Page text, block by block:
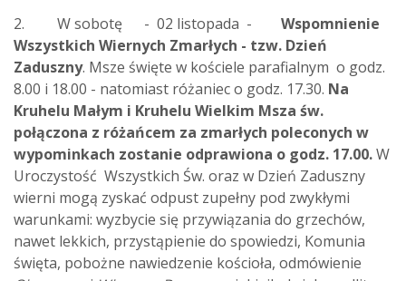
2.
W sobotę - 02 listopada - Wspomnienie
Wszystkich Wiernych Zmarłych - tzw. Dzień
Zaduszny. Msze święte w kościele parafialnym o godz.
8.00 i 18.00 - natomiast różaniec o godz. 17.30. Na
Kruhelu Małym i Kruhelu Wielkim Msza św.
połączona z różańcem za zmarłych poleconych w
wypominkach zostanie odprawiona o godz. 17.00.W
Uroczystość Wszystkich Św. oraz w Dzień Zaduszny
wierni mogą zyskać odpust zupełny pod zwykłymi
warunkami: wyzbycie się przywiązania do grzechów,
nawet lekkich, przystąpienie do spowiedzi, Komunia
święta, pobożne nawiedzenie kościoła, odmówienie